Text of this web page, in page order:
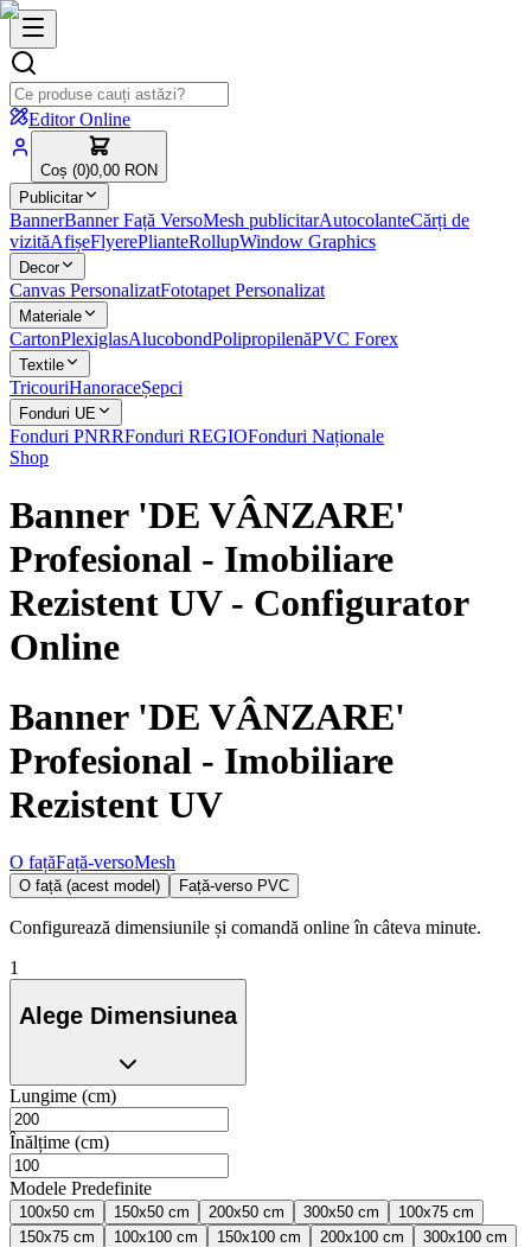
Editor Online
Coș (0)0,00 RON
Publicitar
BannerBanner Față VersoMesh publicitarAutocolanteCărți de
vizităAfișeFlyerePlianteRollupWindow Graphics
Decor
Canvas PersonalizatFototapet Personalizat
Materiale
CartonPlexiglasAlucobondPolipropilenăPVC Forex
Textile
TricouriHanoraceȘepci
Fonduri UE
Fonduri PNRRFonduri REGIOFonduri Naționale
Shop
Banner 'DE VÂNZARE'
Profesional - Imobiliare
Rezistent UV- Configurator
Online
Banner 'DE VÂNZARE'
Profesional - Imobiliare
Rezistent UV
O fațăFață-versoMesh
O față (acest model) Față-verso PVC
Configurează dimensiunile și comandă online în câteva minute.
1
Alege Dimensiunea
Lungime (cm)
Înălțime (cm)
Modele Predefinite
100x50 cm 150x50 cm 200x50 cm 300x50 cm
100x75 cm
150x75 cm
100x100 cm 150x100 cm 200x100 cm
300x100 cm